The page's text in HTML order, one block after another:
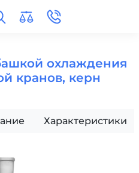
охлаждения
кранов, керн
Характеристики